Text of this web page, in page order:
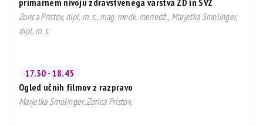
Zorica Pristov, dipl. m. s., mag. medk. menedž., Marjetka Smolinger,
dipl. m. s.
17.30 - 18.45
Ogled učnih filmov z razpravo
Marjetka Smolinger, Zorica Pristov,